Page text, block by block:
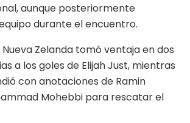
aunque posteriormente
durante el encuentro.
Zelanda tomó ventaja en dos
a los goles de Elijah Just, mientras
con anotaciones de Ramin
Mohebbi para rescatar el